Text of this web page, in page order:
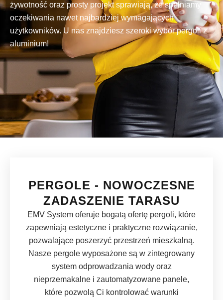
żywotność oraz prosty projekt sprawiają, że spełniamy
oczekiwania nawet najbardziej wymagających
użytkowników. U nas znajdziesz szeroki wybór pergoli z
aluminium!
PERGOLE - NOWOCZESNE
ZADASZENIE TARASU
EMV System oferuje bogatą ofertę pergoli, które
zapewniają estetyczne i praktyczne rozwiązanie,
pozwalające poszerzyć przestrzeń mieszkalną.
Nasze pergole wyposażone są w zintegrowany
system odprowadzania wody oraz
nieprzemakalne i zautomatyzowane panele,
które pozwolą Ci kontrolować warunki